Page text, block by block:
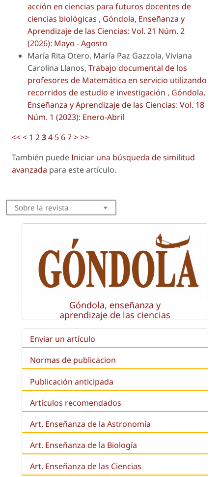
acción en ciencias para futuros docentes de
ciencias biológicas , Góndola, Enseñanza y
Aprendizaje de las Ciencias: Vol. 21 Núm. 2
(2026): Mayo - Agosto
María Rita Otero, María Paz Gazzola, Viviana
Carolina Llanos, Trabajo documental de los
profesores de Matemática en servicio utilizando
recorridos de estudio e investigación , Góndola,
Enseñanza y Aprendizaje de las Ciencias: Vol. 18
Núm. 1 (2023): Enero-Abril
<<< 1 234 567>>>
También puedeIniciar una búsqueda de similitud
avanzada para este artículo.
Sobre la revista
Góndola, enseñanza y
aprendizaje de las ciencias
Enviar un artículo
Normas de publicacion
Publicación anticipada
Artículos recomendados
Art. Enseñanza de la Astronomía
Art. Enseñanza de la Biología
Art. Enseñanza de las Ciencias